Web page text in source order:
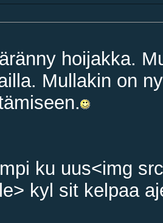
hoijakka.
Mullakin on
ku uus<img
kyl sit kelpaa